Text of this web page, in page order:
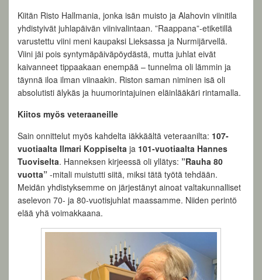
Kiitän Risto Hallmania, jonka isän muisto ja Alahovin viinitila
yhdistyivät juhlapäivän viinivalintaan. ”Raappana”-etiketillä
varustettu viini meni kaupaksi Lieksassa ja Nurmijärvellä.
Viini jäi pois syntymäpäiväpöydästä, mutta juhlat eivät
kaivanneet tippaakaan enempää – tunnelma oli lämmin ja
täynnä iloa ilman viinaakin. Riston saman niminen isä oli
absolutisti älykäs ja huumorintajuinen eläinlääkäri rintamalla.
Kiitos myös veteraaneille
Sain onnittelut myös kahdelta iäkkäältä veteraanilta: 107-
vuotiaalta Ilmari Koppiselta ja 101-vuotiaalta Hannes
Tuoviselta. Hanneksen kirjeessä oli yllätys: ”Rauha 80
vuotta” -mitali muistutti siitä, miksi tätä työtä tehdään.
Meidän yhdistyksemme on järjestänyt ainoat valtakunnalliset
aselevon 70- ja 80-vuotisjuhlat maassamme. Niiden perintö
elää yhä voimakkaana.